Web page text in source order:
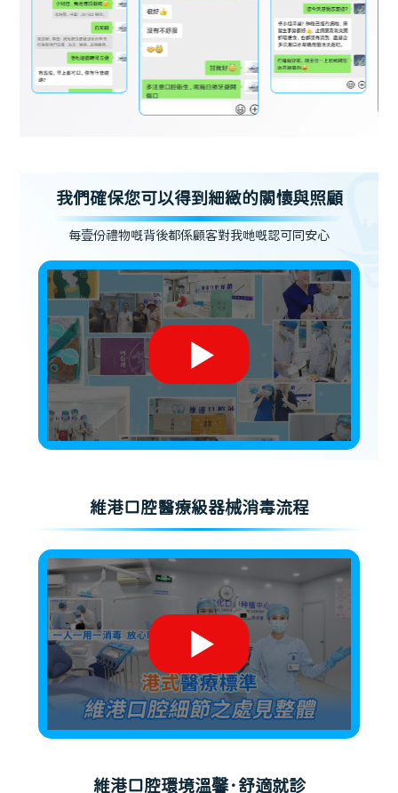
我們確保您可以得到細緻的關懷與照顧
每壹份禮物嘅背後都係顧客對我哋嘅認可同安心
維港口腔醫療級器械消毒流程
維港口腔環境溫馨·舒適就診